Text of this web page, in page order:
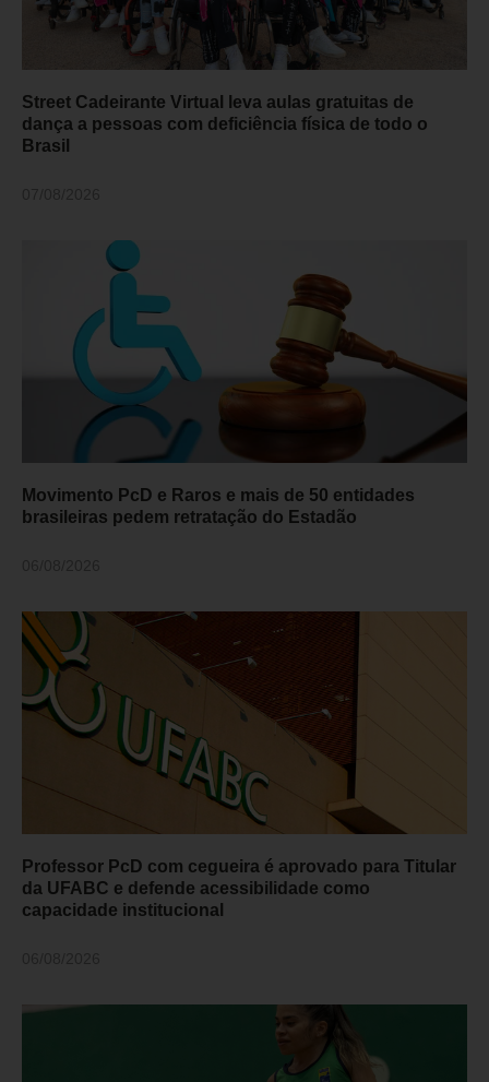
Street Cadeirante Virtual leva aulas gratuitas de
dança a pessoas com deficiência física de todo o
Brasil
Movimento PcD e Raros e mais de 50 entidades
brasileiras pedem retratação do Estadão
Professor PcD com cegueira é aprovado para Titular
da UFABC e defende acessibilidade como
capacidade institucional